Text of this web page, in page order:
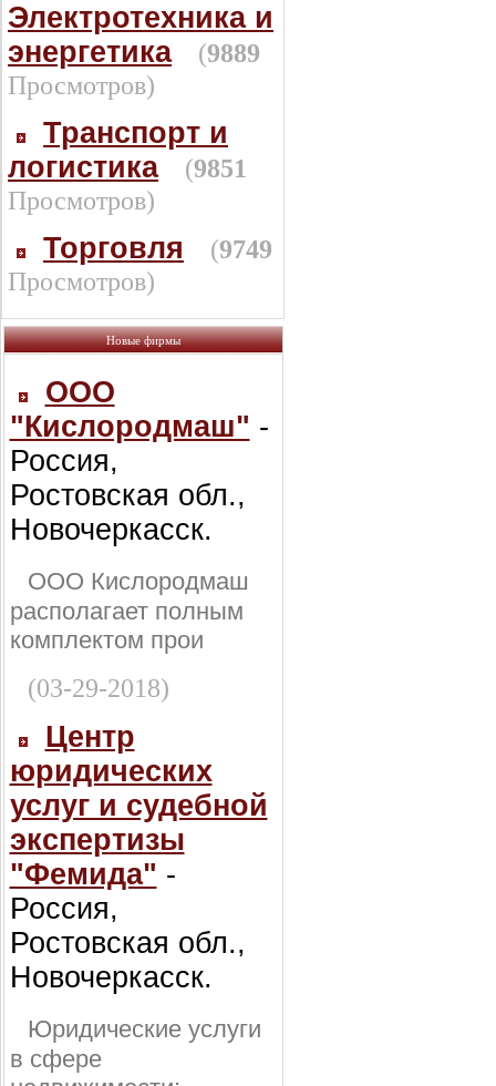
Электротехника и
энергетика
(9889
Просмотров)
Транспорт и
логистика
(9851
Просмотров)
Торговля (9749
Просмотров)
Новые фирмы
ООО
"Кислородмаш" -
Россия,
Ростовская обл.,
Новочеркасск.
ООО Кислородмаш
располагает полным
комплектом прои
(03-29-2018)
Центр
юридических
услуг и судебной
экспертизы
"Фемида" -
Россия,
Ростовская обл.,
Новочеркасск.
Юридические услуги
в сфере